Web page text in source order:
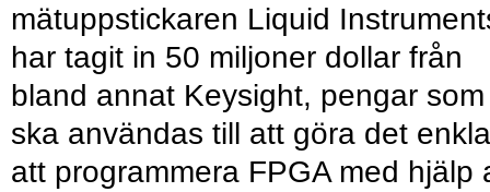
mätuppstickaren Liquid
har tagit in 50 miljoner dollar från
bland annat Keysight, pengar som
ska användas till att göra det
att programmera FPGA med hjälp